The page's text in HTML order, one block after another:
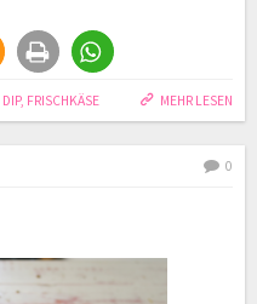
MEHR LESEN
DIP, FRISCHKÄSE
0